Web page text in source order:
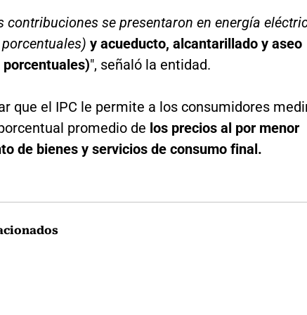
contribuciones se presentaron en energía
y acueducto, alcantarillado y aseo
", señaló la entidad.
que el IPC le permite a los consumidores
promedio de los precios al por menor
de bienes y servicios de consumo final.